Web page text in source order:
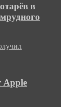
в
Apple